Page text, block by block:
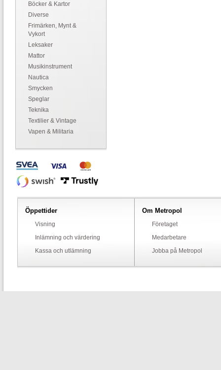
Böcker & Kartor
Diverse
Frimärken, Mynt &
Vykort
Leksaker
Mattor
Musikinstrument
Nautica
Smycken
Speglar
Teknika
Textilier & Vintage
Vapen & Militaria
Öppettider
Visning
Inlämning och värdering
Kassa och utlämning
Om Metropol
Företaget
Medarbetare
Jobba på Metropol